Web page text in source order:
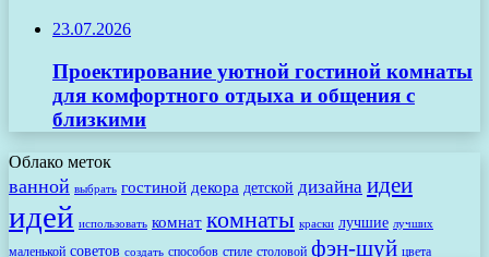
23.07.2026
Проектирование уютной гостиной комнаты
для комфортного отдыха и общения с
близкими
Облако меток
ванной выбрать гостиной декора детской дизайна идеи
идей использовать комнат комнаты краски лучшие лучших
маленькой советов создать способов стиле столовой фэн-шуй цвета